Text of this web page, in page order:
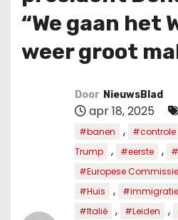
“We gaan het
weer groot
Door NieuwsBlad
apr 18, 2025
#banen , #controle
Trump
, #eerste ,
#Europese Commissie
#Huis , #immigratie
#Italië , #Leiden ,